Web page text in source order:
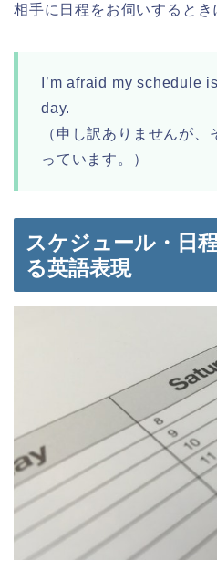
相手に日程をお伺いするとき
I’m afraid my schedule
day.
（申し訳ありませんが、
っています。）
スケジュール・日
る英語表現